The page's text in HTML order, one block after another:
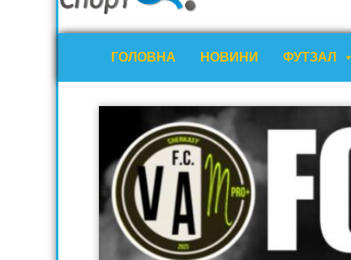
ГОЛОВНА НОВИНИ ФУТЗАЛ